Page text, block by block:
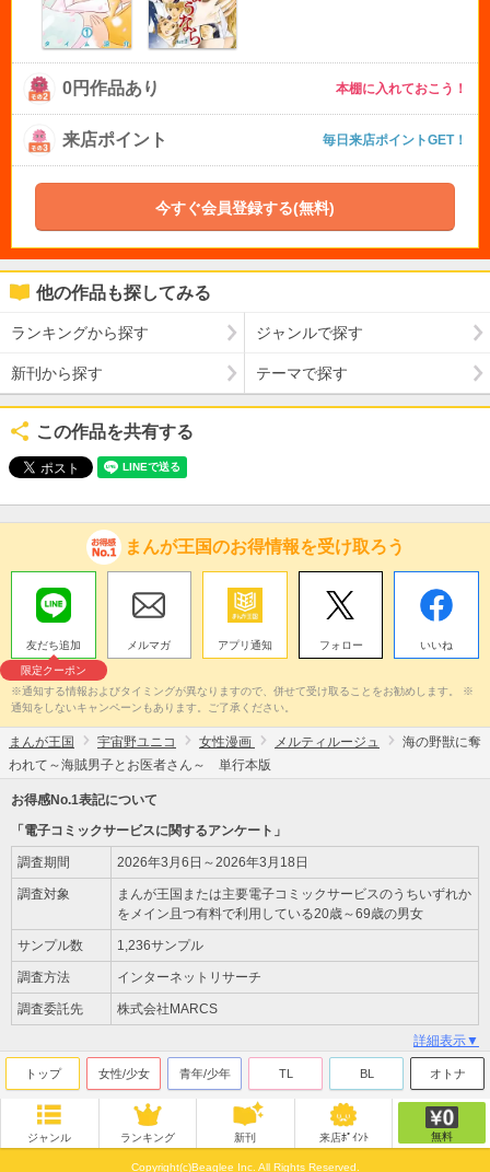
0円作品あり 本棚に入れておこう！
来店ポイント 毎日来店ポイントGET！
今すぐ会員登録する(無料)
他の作品も探してみる
ランキングから探す ジャンルで探す
新刊から探す テーマで探す
この作品を共有する
まんが王国のお得情報を受け取ろう
友だち追加
限定クーポン
メルマガ アプリ通知 フォロー いいね
※通知する情報およびタイミングが異なりますので、併せて受け取ることをお勧めします。 ※
通知をしないキャンペーンもあります。ご了承ください。
まんが王国 宇宙野ユニコ 女性漫画 メルティルージュ
海の野獣に奪
われて～海賊男子とお医者さん～ 単行本版
お得感No.1表記について
「電子コミックサービスに関するアンケート」
調査期間 2026年3月6日～2026年3月18日
調査対象
まんが王国または主要電子コミックサービスのうちいずれか
をメイン且つ有料で利用している20歳～69歳の男女
サンプル数 1,236サンプル
調査方法 インターネットリサーチ
調査委託先 株式会社MARCS
詳細表示▼
トップ 女性/少女 青年/少年 TL BL オトナ
ジャンル ランキング 新刊 来店ﾎﾟｲﾝﾄ 無料
Copyright(c)Beaglee Inc. All Rights Reserved.